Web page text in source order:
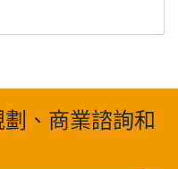
、商業諮詢和